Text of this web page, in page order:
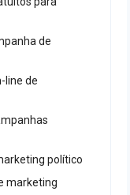
de
line de
político
marketing